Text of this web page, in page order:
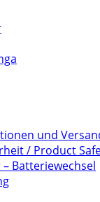
und
/ Product
Batteriewechsel